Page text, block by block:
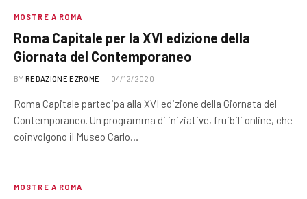
MOSTRE A ROMA
Roma Capitale per la XVI edizione della
Giornata del Contemporaneo
BY REDAZIONE EZROME 04/12/2020
Roma Capitale partecipa alla XVI edizione della Giornata del
Contemporaneo. Un programma di iniziative, fruibili online, che
coinvolgono il Museo Carlo…
MOSTRE A ROMA